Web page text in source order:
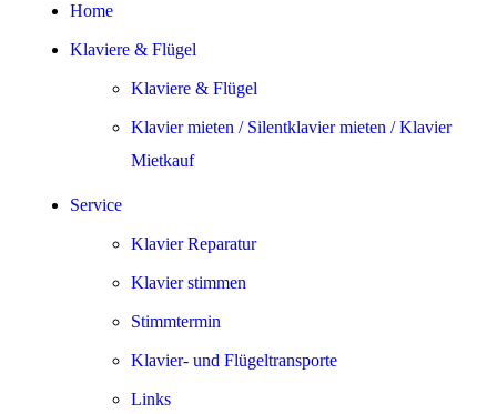
Home
Klaviere & Flügel
Klaviere & Flügel
Klavier mieten / Silentklavier mieten / Klavier
Mietkauf
Service
Klavier Reparatur
Klavier stimmen
Stimmtermin
Klavier- und Flügeltransporte
Links